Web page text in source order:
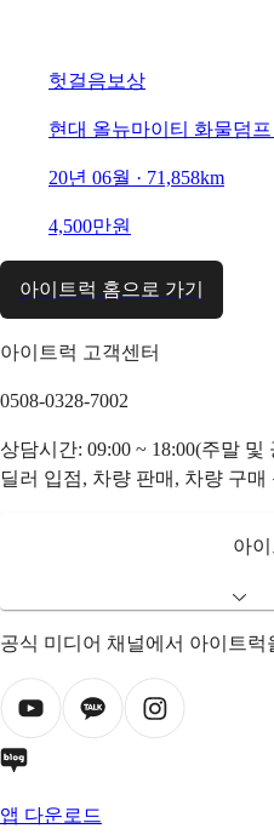
헛걸음보상
현대 올뉴마이티 화물덤프
20년 06월 · 71,858km
4,500만원
아이트럭 홈으로 가기
아이트럭 고객센터
0508-0328-7002
상담시간: 09:00 ~ 18:00(주말 및
딜러 입점, 차량 판매, 차량 구매
아
공식 미디어 채널에서 아이트럭
앱 다운로드